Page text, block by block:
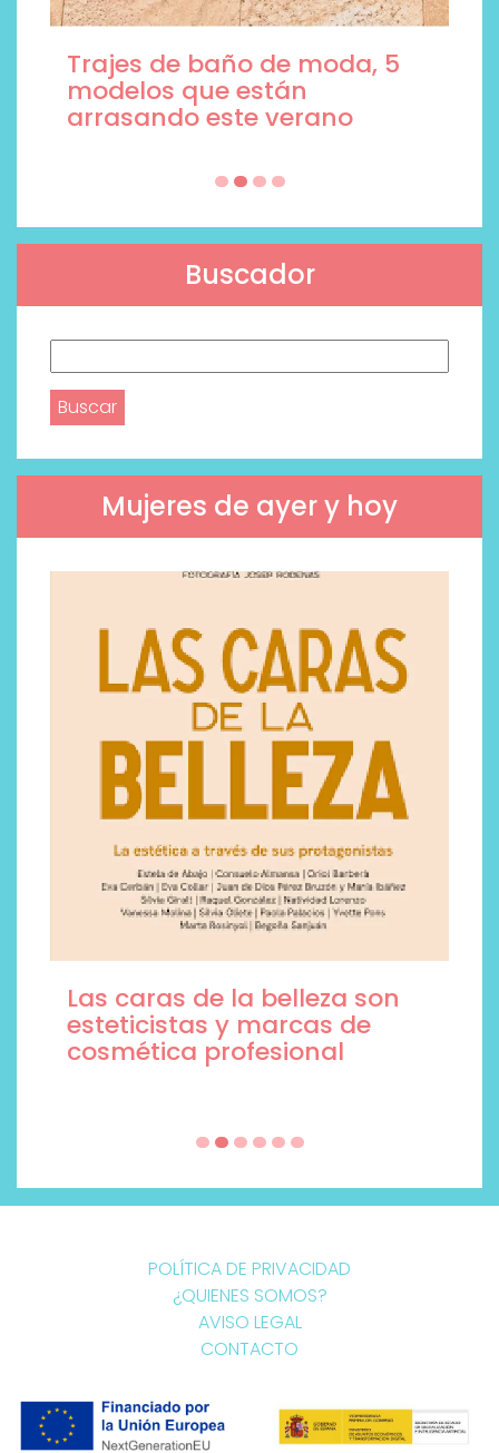
Trajes de baño de moda, 5
modelos que están
arrasando este verano
Buscador
Mujeres de ayer y hoy
Las caras de la belleza son
esteticistas y marcas de
cosmética profesional
POLÍTICA DE PRIVACIDAD
¿QUIENES SOMOS?
AVISO LEGAL
CONTACTO